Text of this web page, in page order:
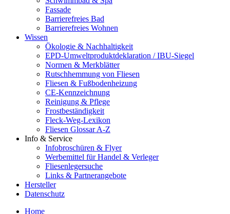
Fassade
Barrierefreies Bad
Barrierefreies Wohnen
Wissen
Ökologie & Nachhaltigkeit
EPD-Umweltproduktdeklaration / IBU-Siegel
Normen & Merkblätter
Rutschhemmung von Fliesen
Fliesen & Fußbodenheizung
CE-Kennzeichnung
Reinigung & Pflege
Frostbeständigkeit
Fleck-Weg-Lexikon
Fliesen Glossar A-Z
Info & Service
Infobroschüren & Flyer
Werbemittel für Handel & Verleger
Fliesenlegersuche
Links & Partnerangebote
Hersteller
Datenschutz
Home